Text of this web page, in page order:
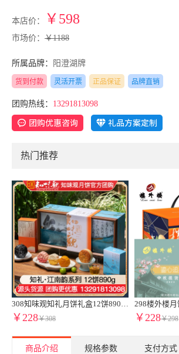
本店价： ￥598
市场价： ￥1188
所属品牌： 阳澄湖牌
货到付款 灵活开票 正品保证 品牌直销
团购热线： 13291813098
热门推荐
308知味观知礼月饼礼盒12饼890g广式月饼苏式月饼港式流心奶黄月饼中秋礼盒伴手礼知味观官网团购定制【高端送礼 热卖推荐】知礼礼盒
￥228￥308 ￥228￥298
商品介绍 规格参数 支付方式